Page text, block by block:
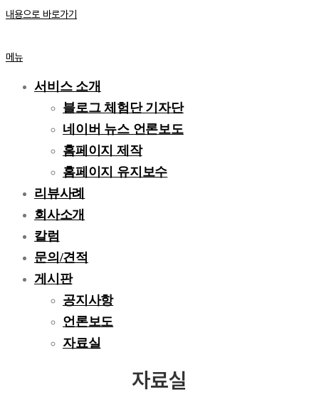
내용으로 바로가기
메뉴
서비스 소개
블로그 체험단 기자단
네이버 뉴스 언론보도
홈페이지 제작
홈페이지 유지보수
리뷰사례
회사소개
칼럼
문의/견적
게시판
공지사항
언론보도
자료실
자료실